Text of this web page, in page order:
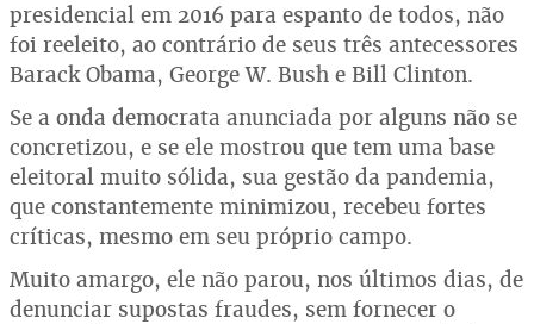
presidencial em 2016 para espanto de todos, não
foi reeleito, ao contrário de seus três antecessores
Barack Obama, George W. Bush e Bill Clinton.
Se a onda democrata anunciada por alguns não se
concretizou, e se ele mostrou que tem uma base
eleitoral muito sólida, sua gestão da pandemia,
que constantemente minimizou, recebeu fortes
críticas, mesmo em seu próprio campo.
Muito amargo, ele não parou, nos últimos dias, de
denunciar supostas fraudes, sem fornecer o